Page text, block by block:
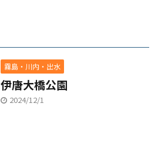
霧島・川内・出水
伊唐大橋公園
2024/12/1